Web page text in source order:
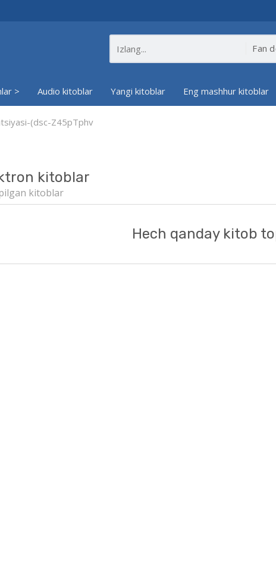
> Audio kitoblar Yangi kitoblar Eng mashhur kitoblar
(dsc-Z45pTphv
kitoblar
kitoblar
Hech qanday kitob